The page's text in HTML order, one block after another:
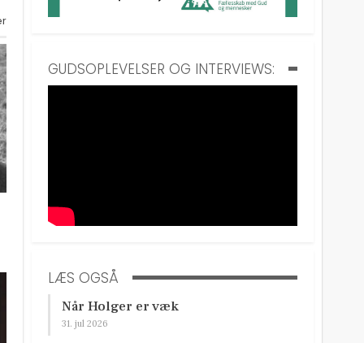
GUDSOPLEVELSER OG INTERVIEWS:
LÆS OGSÅ
Når Holger er væk
31. jul 2026